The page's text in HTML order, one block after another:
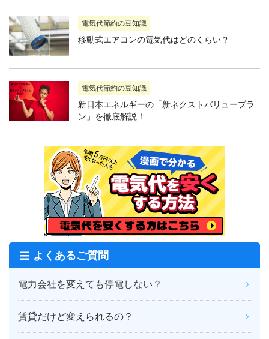
電気代節約の豆知識
移動式エアコンの電気代はどのくらい？
電気代節約の豆知識
新日本エネルギーの「新ネクストバリュープラ
ン」を徹底解説！
よくあるご質問
電力会社を変えても停電しない？
賃貸だけど変えられるの？